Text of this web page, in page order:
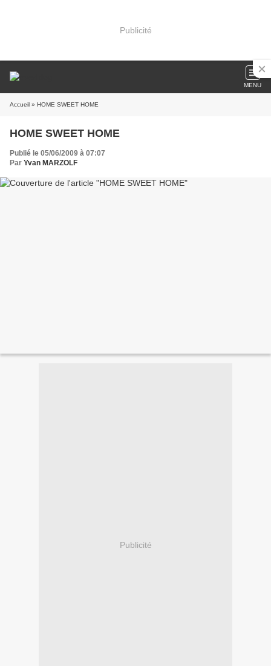
Publicité
MENU
Accueil » HOME SWEET HOME
HOME SWEET HOME
Publié le 05/06/2009 à 07:07
Par Yvan MARZOLF
Publicité